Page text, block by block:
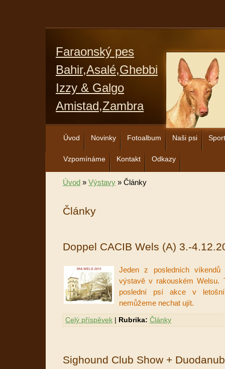
Faraonský pes
Bahir,Asalé,Ghebbi
Izzy & Galgo
Amistad,Zambra
Úvod Novinky Fotoalbum Naši psi Sport
Vzpomínáme Kontakt Odkazy
Úvod » Výstavy » Články
Články
Doppel CACIB Wels (A) 3.-
Jeden z posledních
výstavě v rakouském Welsu.
poslední psí akce v
nemůžeme nechat ujít.
Celý příspěvek Rubrika: Články
Sighound Club Show +